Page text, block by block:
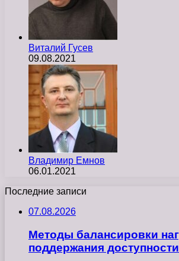
Виталий Гусев
09.08.2021
Владимир Емнов
06.01.2021
Последние записи
07.08.2026
Методы балансировки
поддержания